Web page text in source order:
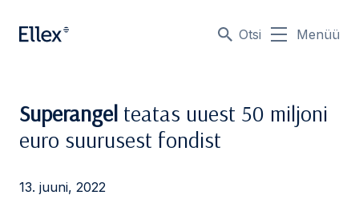
Otsi Menüü
Superangel teatas uuest 50 miljoni
euro suurusest fondist
13. juuni, 2022